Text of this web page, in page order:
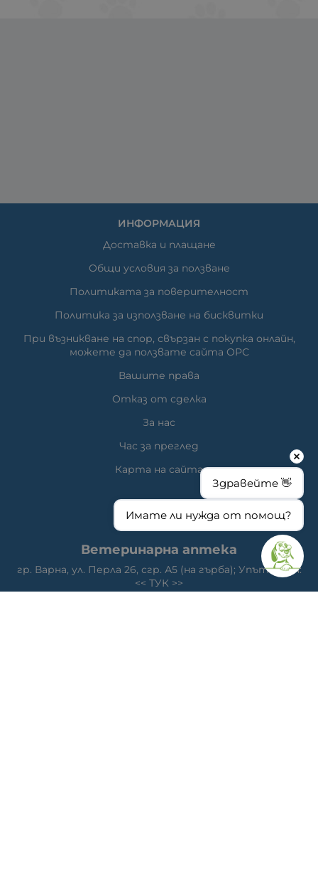
ИНФОРМАЦИЯ
Доставка и плащане
Общи условия за ползване
Политиката за поверителност
Политика за използване на бисквитки
При възникване на спор, свързан с покупка онлайн,
можете да ползвате сайта ОРС
Вашите права
Отказ от сделка
За нас
Час за преглед
Карта на сайта
Ветеринарна аптека
гр. Варна, ул. Перла 26, сгр. А5 (на гърба); Упътвания:
<< ТУК >>
Здравейте 👋
Имате ли нужда от помощ?